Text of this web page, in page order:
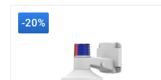
-20%